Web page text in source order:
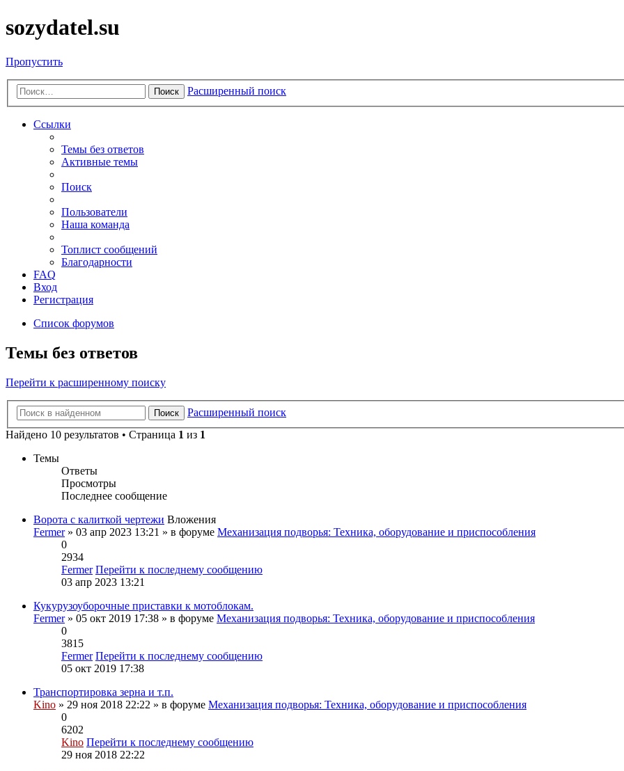
sozydatel.su
Пропустить
Поиск Расширенный поиск
Ссылки
Темы без ответов
Активные темы
Поиск
Пользователи
Наша команда
Топлист сообщений
Благодарности
FAQ
Вход
Регистрация
Список форумов
Темы без ответов
Перейти к расширенному поиску
Поиск
Расширенный поиск
Найдено 10 результатов • Страница 1 из 1
Темы
Ответы
Просмотры
Последнее сообщение
Ворота с калиткой чертежи Вложения
Fermer» 03 апр 2023 13:21 » в форуме Механизация подворья: Техника, оборудование и приспособления
0
2934
Fermer Перейти к последнему сообщению
03 апр 2023 13:21
Кукурузоуборочные приставки к мотоблокам.
Fermer» 05 окт 2019 17:38 » в форуме Механизация подворья: Техника, оборудование и приспособления
0
3815
Fermer Перейти к последнему сообщению
05 окт 2019 17:38
Транспортировка зерна и т.п.
Kino » 29 ноя 2018 22:22 » в форуме Механизация подворья: Техника, оборудование и приспособления
0
6202
Kino Перейти к последнему сообщению
29 ноя 2018 22:22